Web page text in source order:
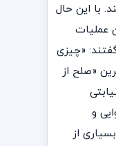
کوتاه کند. با این حال
عملیات
«چیزی
«صلح از
و
از